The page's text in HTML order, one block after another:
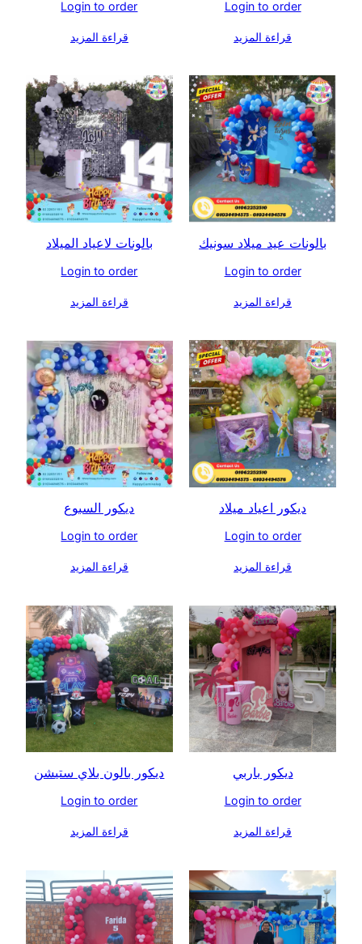
Login to order
قراءة المزيد
Login to order
قراءة المزيد
بالونات عيد ميلاد سونيك
Login to order
قراءة المزيد
بالونات لاعياد الميلاد
Login to order
قراءة المزيد
ديكور اعياد ميلاد
Login to order
قراءة المزيد
ديكور السبوع
Login to order
قراءة المزيد
ديكور باربي
Login to order
قراءة المزيد
ديكور بالون بلاي ستيشن
Login to order
قراءة المزيد